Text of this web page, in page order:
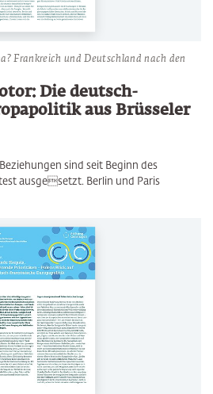
Frankreich und Deutschland nach den
Die deutsch-
aus Brüsseler
sind seit Beginn des
ausgesetzt. Berlin und Paris